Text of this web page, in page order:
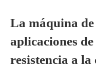
La máquina
aplicaciones
resistencia a